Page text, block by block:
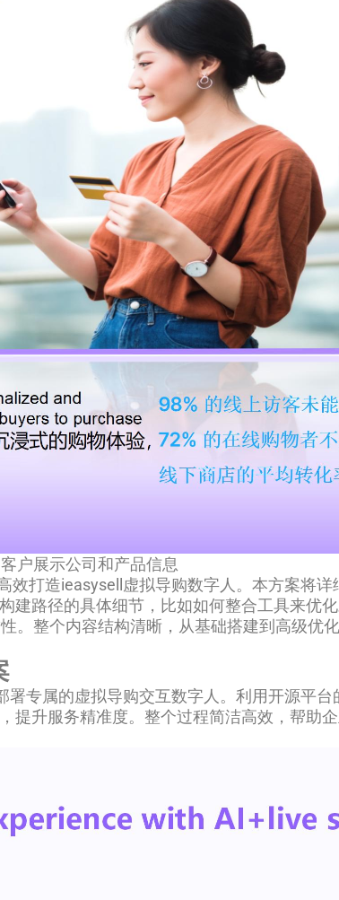
户展示公司和产品信息
打造ieasysell虚拟导购数字人。本方案将
路径的具体细节，比如如何整合工具来优
。整个内容结构清晰，从基础搭建到高级优
专属的虚拟导购交互数字人。利用开源平
升服务精准度。整个过程简洁高效，帮助